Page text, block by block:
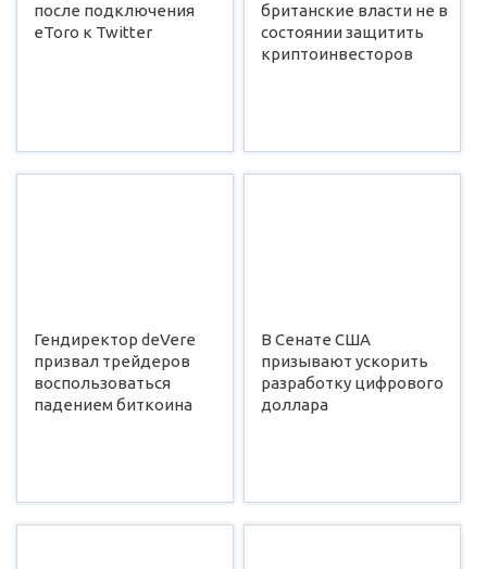
после подключения
eToro к Twitter
британские власти не в
состоянии защитить
криптоинвесторов
Гендиректор deVere
призвал трейдеров
воспользоваться
падением биткоина
В Сенате США
призывают ускорить
разработку цифрового
доллара